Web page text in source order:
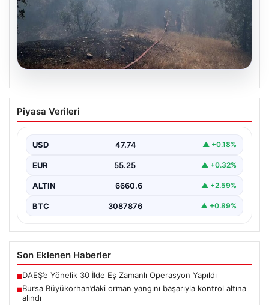
Bursa Büyükorhan’daki orman yangını
başarıyla kontrol altına alındı
geçtiğimiz saatlerde meydana gelen büyük orman
yangını, yerel…
Piyasa Verileri
USD 47.74 ▲ +0.18%
EUR 55.25 ▲ +0.32%
ALTIN 6660.6 ▲ +2.59%
BTC 3087876 ▲ +0.89%
Son Eklenen Haberler
■DAEŞ’e Yönelik 30 İlde Eş Zamanlı Operasyon Yapıldı
■Bursa Büyükorhan’daki orman yangını başarıyla kontrol altına
alındı